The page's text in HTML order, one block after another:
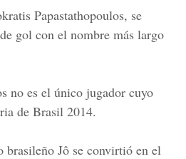
Papastathopoulos, se
gol con el nombre más largo
no es el único jugador cuyo
de Brasil 2014.
brasileño Jô se convirtió en el